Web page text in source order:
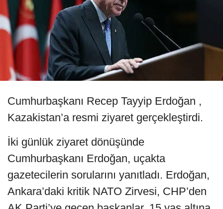
Cumhurbaşkanı Recep Tayyip Erdoğan ,
Kazakistan’a resmi ziyaret gerçekleştirdi.
İki günlük ziyaret dönüşünde
Cumhurbaşkanı Erdoğan, uçakta
gazetecilerin sorularını yanıtladı. Erdoğan,
Ankara’daki kritik NATO Zirvesi, CHP’den